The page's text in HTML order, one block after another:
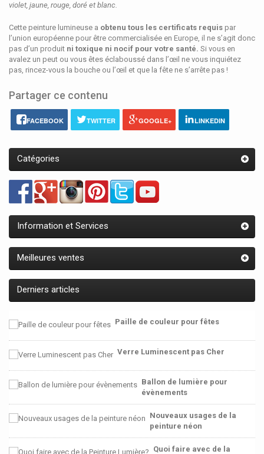
violet, jaune, rouge, doré et blanc.
Cette peinture lumineuse a obtenu tous les certificats requis par
l’union européenne pour être commercialisée en Europe, il ne s’agit donc
pas d’un produit ni toxique ni nocif pour votre santé. Si vous en
avalez un peut ou vous êtes éclaboussé dans l’œil ne vous inquiétez
pas, rincez-vous la bouche ou l’œil et que la fête ne s’arrête pas !
Partager ce contenu
FACEBOOK TWITTER GOOGLE+ LINKEDIN
Catégories
Information et Services
Meilleures ventes
Derniers articles
Paille de couleur pour fêtes
Verre Luminescent pas Cher
Ballon de lumière pour
évènements
Nouveaux usages de la
peinture néon
Quoi faire avec de la